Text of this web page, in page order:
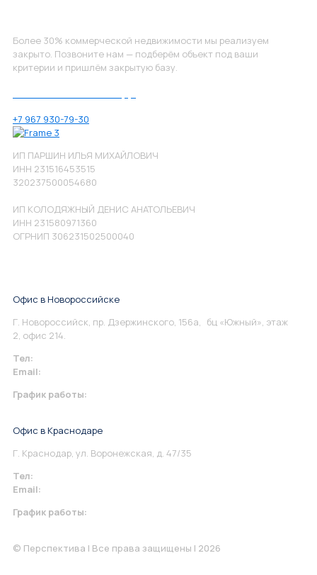
Более 30% коммерческой недвижимости мы реализуем
закрыто. Позвоните нам — подберём объект под ваши
критерии и пришлём закрытую базу.
+7 967 930-79-30
ИП ПАРШИН ИЛЬЯ МИХАЙЛОВИЧ
ИНН 231516453515
320237500054680
ИП КОЛОДЯЖНЫЙ ДЕНИС АНАТОЛЬЕВИЧ
ИНН 231580971360
ОГРНИП 306231502500040
Офис в Новороссийске
Г. Новороссийск, пр. Дзержинского, 156а, бц «Южный», этаж
2, офис 214.
Тел:
Email:
График работы:
Офис в Краснодаре
Г. Краснодар, ул. Воронежская, д. 47/35
Тел:
Email:
График работы:
© Перспектива | Все права защищены | 2026